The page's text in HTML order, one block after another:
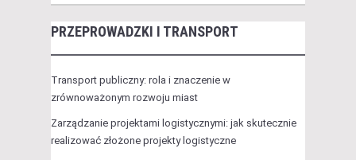
PRZEPROWADZKI I TRANSPORT
Transport publiczny: rola i znaczenie w
zrównoważonym rozwoju miast
Zarządzanie projektami logistycznymi: jak skutecznie
realizować złożone projekty logistyczne